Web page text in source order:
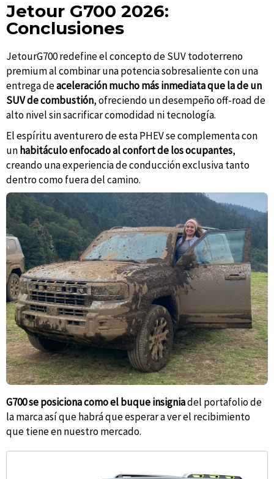
Jetour G700 2026:
Conclusiones
JetourG700 redefine el concepto de SUV todoterreno
premium al combinar una potencia sobresaliente con una
entrega deaceleración mucho más inmediata que la de un
SUV de combustión, ofreciendo un desempeño off-road de
alto nivel sin sacrificar comodidad ni tecnología.
El espíritu aventurero de esta PHEV se complementa con
unhabitáculo enfocado al confort de los ocupantes,
creando una experiencia de conducción exclusiva tanto
dentro como fuera del camino.
G700 se posiciona como el buque insigniadel portafolio de
la marca así que habrá que esperar a ver el recibimiento
que tiene en nuestro mercado.